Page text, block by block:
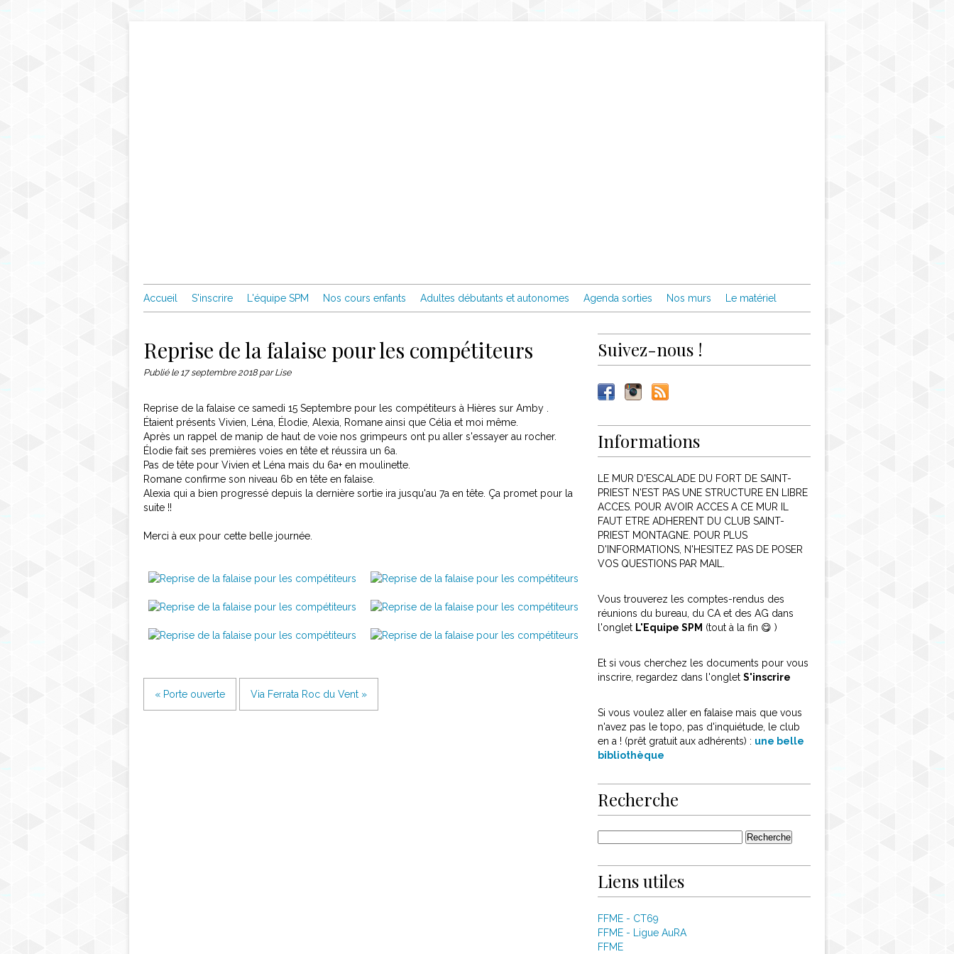
Accueil S'inscrire L'équipe SPM Nos cours enfants Adultes débutants et autonomes Agenda sorties Nos murs Le matériel
Reprise de la falaise pour les compétiteurs
Publié le 17 septembre 2018par Lise
Reprise de la falaise ce samedi 15 Septembre pour les compétiteurs à Hières sur Amby .
Étaient présents Vivien, Léna, Élodie, Alexia, Romane ainsi que Célia et moi même.
Après un rappel de manip de haut de voie nos grimpeurs ont pu aller s'essayer au rocher.
Élodie fait ses premières voies en tête et réussira un 6a.
Pas de tête pour Vivien et Léna mais du 6a+ en moulinette.
Romane confirme son niveau 6b en tête en falaise.
Alexia qui a bien progressé depuis la dernière sortie ira jusqu'au 7a en tête. Ça promet pour la
suite !!
Merci à eux pour cette belle journée.
« Porte ouverte Via Ferrata Roc du Vent »
Suivez-nous !
Informations
LE MUR D'ESCALADE DU FORT DE SAINT-
PRIEST N'EST PAS UNE STRUCTURE EN LIBRE
ACCES. POUR AVOIR ACCES A CE MUR IL
FAUT ETRE ADHERENT DU CLUB SAINT-
PRIEST MONTAGNE. POUR PLUS
D'INFORMATIONS, N'HESITEZ PAS DE POSER
VOS QUESTIONS PAR MAIL.
Vous trouverez les comptes-rendus des
réunions du bureau, du CA et des AG dans
l'onglet L'Equipe SPM (tout à la fin 😋 )
Et si vous cherchez les documents pour vous
inscrire, regardez dans l'onglet S'inscrire
Si vous voulez aller en falaise mais que vous
n'avez pas le topo, pas d'inquiétude, le club
en a ! (prêt gratuit aux adhérents) : une belle
bibliothèque
Recherche
Liens utiles
FFME - CT69
FFME - Ligue AuRA
FFME